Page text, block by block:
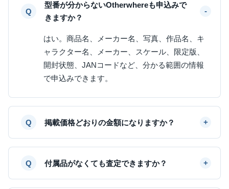
型番が分からないOtherwhereも申込みで
きますか？
はい。商品名、メーカー名、写真、作品名、キ
ャラクター名、メーカー、スケール、限定版、
開封状態、JANコードなど、分かる範囲の情報
で申込みできます。
掲載価格どおりの金額になりますか？
付属品がなくても査定できますか？